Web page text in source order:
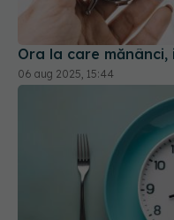
06 aug 2025, 15:44